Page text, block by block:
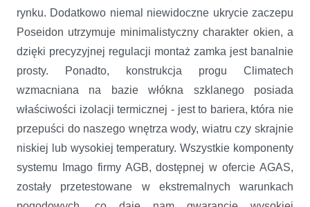
rynku. Dodatkowo niemal niewidoczne ukrycie zaczepu
Poseidon utrzymuje minimalistyczny charakter okien, a
dzięki precyzyjnej regulacji montaż zamka jest banalnie
prosty. Ponadto, konstrukcja progu Climatech
wzmacniana na bazie włókna szklanego posiada
właściwości izolacji termicznej - jest to bariera, która nie
przepuści do naszego wnętrza wody, wiatru czy skrajnie
niskiej lub wysokiej temperatury. Wszystkie komponenty
systemu Imago firmy AGB, dostępnej w ofercie AGAS,
zostały przetestowane w ekstremalnych warunkach